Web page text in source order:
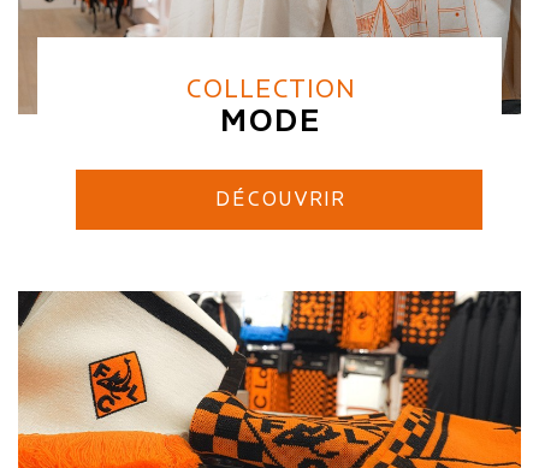
COLLECTION
MODE
DÉCOUVRIR